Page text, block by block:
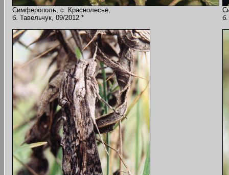
Симферополь, с. Краснолесье,
б. Тавельчук, 09/2012 *
б.